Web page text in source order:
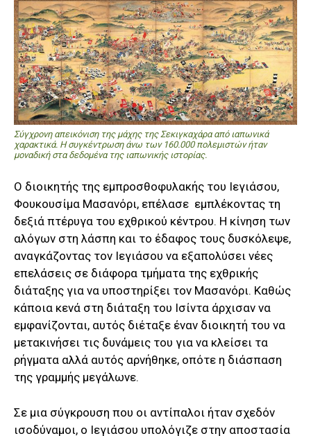
Σύγχρονη απεικόνιση της μάχης της Σεκιγκαχάρα από ιαπωνικά
χαρακτικά. Η συγκέντρωση άνω των 160.000 πολεμιστών ήταν
μοναδική στα δεδομένα της ιαπωνικής ιστορίας.
Ο διοικητής της εμπροσθοφυλακής του Ιεγιάσου,
Φουκουσίμα Μασανόρι, επέλασε εμπλέκοντας τη
δεξιά πτέρυγα του εχθρικού κέντρου. Η κίνηση των
αλόγων στη λάσπη και το έδαφος τους δυσκόλεψε,
αναγκάζοντας τον Ιεγιάσου να εξαπολύσει νέες
επελάσεις σε διάφορα τμήματα της εχθρικής
διάταξης για να υποστηρίξει τον Μασανόρι. Καθώς
κάποια κενά στη διάταξη του Ισίντα άρχισαν να
εμφανίζονται, αυτός διέταξε έναν διοικητή του να
μετακινήσει τις δυνάμεις του για να κλείσει τα
ρήγματα αλλά αυτός αρνήθηκε, οπότε η διάσπαση
της γραμμής μεγάλωνε.
Σε μια σύγκρουση που οι αντίπαλοι ήταν σχεδόν
ισοδύναμοι, ο Ιεγιάσου υπολόγιζε στην αποστασία